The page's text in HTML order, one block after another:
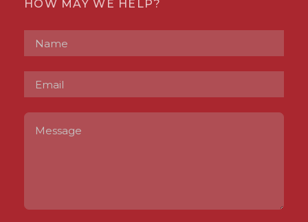
HOW MAY WE HELP?